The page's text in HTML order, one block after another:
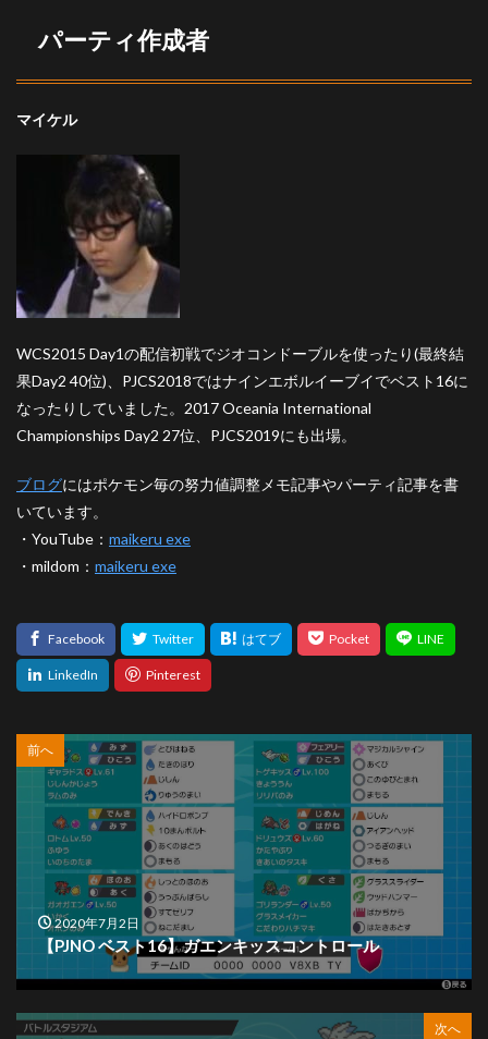
パーティ作成者
マイケル
WCS2015 Day1の配信初戦でジオコンドーブルを使ったり(最終結
果Day2 40位)、PJCS2018ではナインエボルイーブイでベスト16に
なったりしていました。2017 Oceania International
Championships Day2 27位、PJCS2019にも出場。
ブログにはポケモン毎の努力値調整メモ記事やパーティ記事を書
いています。
・YouTube： maikeru exe
・mildom： maikeru exe
前へ
2020年7月2日
【PJNO ベスト16】ガエンキッスコントロール
次へ